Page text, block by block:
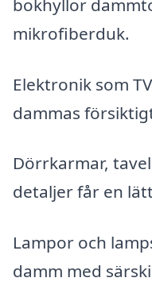
bokhyllor
mikrofiberduk.
Elektronik som
dammas
Dörrkarmar,
detaljer får en
Lampor och
damm med